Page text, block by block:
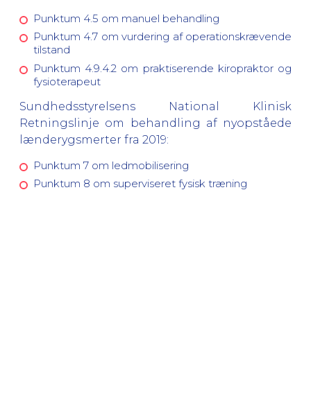
Punktum 4.5 om manuel behandling
Punktum 4.7 om vurdering af operationskrævende
tilstand
Punktum 4.9.4.2 om praktiserende kiropraktor og
fysioterapeut
Sundhedsstyrelsens National Klinisk
Retningslinje om behandling af nyopståede
lænderygsmerter fra 2019:
Punktum 7 om ledmobilisering
Punktum 8 om superviseret fysisk træning